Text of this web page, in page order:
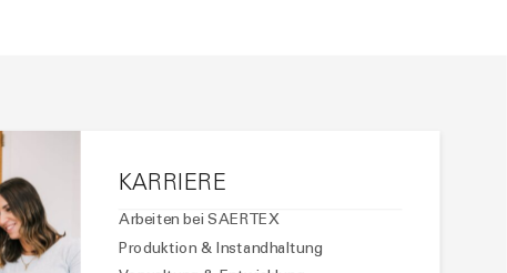
KARRIERE
Arbeiten bei SAERTEX
Produktion & Instandhaltung